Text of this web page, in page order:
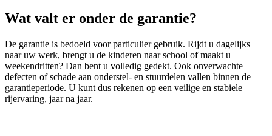
Wat valt er onder de garantie?
De garantie is bedoeld voor particulier gebruik. Rijdt u dagelijks
naar uw werk, brengt u de kinderen naar school of maakt u
weekendritten? Dan bent u volledig gedekt. Ook onverwachte
defecten of schade aan onderstel- en stuurdelen vallen binnen de
garantieperiode. U kunt dus rekenen op een veilige en stabiele
rijervaring, jaar na jaar.